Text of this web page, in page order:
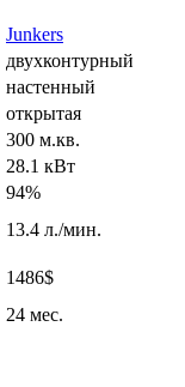
Junkers
двухконтурный
настенный
открытая
300 м.кв.
28.1 кВт
94%
13.4 л./мин.
1486$
24 мес.